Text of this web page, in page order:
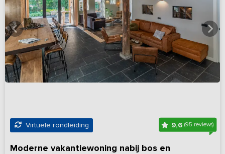
Virtuele rondleiding 9,6 (95 reviews)
Moderne vakantiewoning nabij bos en